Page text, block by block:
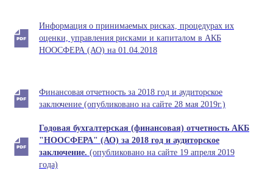
Информация о принимаемых рисках, процедурах их
оценки, управления рисками и капиталом в АКБ
НООСФЕРА (АО) на 01.04.2018
Финансовая отчетность за 2018 год и аудиторское
заключение (опубликовано на сайте 28 мая 2019г.)
Годовая бухгалтерская (финансовая) отчетность АКБ
"НООСФЕРА" (АО) за 2018 год и аудиторское
заключение. (опубликовано на сайте 19 апреля 2019
года)